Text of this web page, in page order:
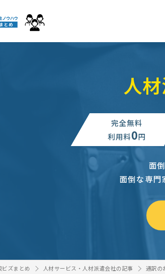
人
完全無料
利用料0円
面
面倒な専門
ビズまとめ 人材サービス・人材派遣会社の記事 通訳の